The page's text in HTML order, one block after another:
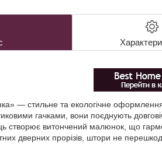
— стильне та екологічне
гачками, вони поєднують
створює витончений малюнок, що
дверних прорізів, штори не